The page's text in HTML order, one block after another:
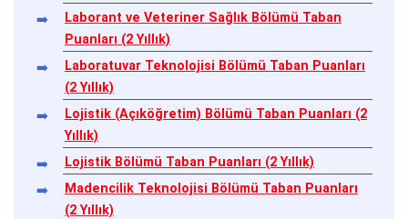
Laborant ve Veteriner Sağlık Bölümü Taban
Puanları (2 Yıllık)
Laboratuvar Teknolojisi Bölümü Taban Puanları
(2 Yıllık)
Lojistik (Açıköğretim) Bölümü Taban Puanları (2
Yıllık)
Lojistik Bölümü Taban Puanları (2 Yıllık)
Madencilik Teknolojisi Bölümü Taban Puanları
(2 Yıllık)